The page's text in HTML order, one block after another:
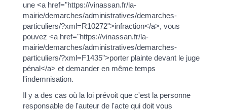
une <a href="https://vinassan.fr/la-
mairie/demarches/administratives/demarches-
particuliers/?xml=R10272">infraction</a>, vous
pouvez <a href="https://vinassan.fr/la-
mairie/demarches/administratives/demarches-
particuliers/?xml=F1435">porter plainte devant le juge
pénal</a> et demander en même temps
l'indemnisation.
Il y a des cas où la loi prévoit que c'est la personne
responsable de l'auteur de l'acte qui doit vous